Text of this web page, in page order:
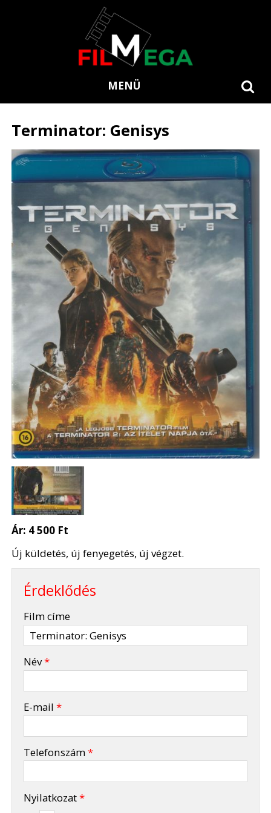
MENÜ
Terminator: Genisys
Ár: 4 500 Ft
Új küldetés, új fenyegetés, új végzet.
Érdeklődés
Film címe
Név*
E-mail*
Telefonszám*
Nyilatkozat*